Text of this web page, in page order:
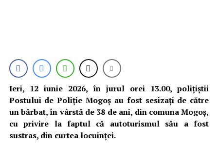
Ieri, 12 iunie 2026, în jurul orei 13.00, polițiștii
Postului de Poliție Mogoș au fost sesizați de către
un bărbat, în vârstă de 38 de ani, din comuna Mogoș,
cu privire la faptul că autoturismul său a fost
sustras, din curtea locuinței.